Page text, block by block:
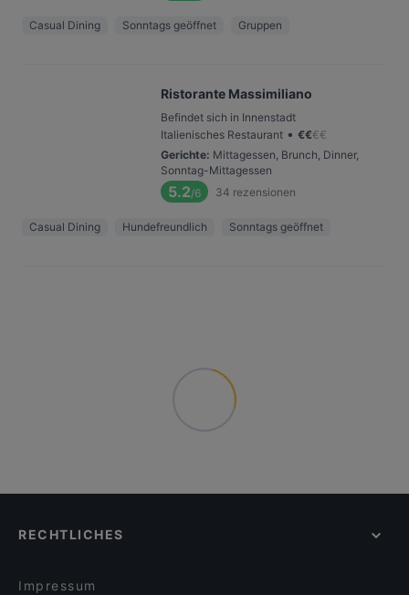
Casual Dining Sonntags geöffnet Gruppen
Ristorante Massimiliano
Befindet sich in Innenstadt
Italienisches Restaurant • €€€€
Gerichte: Mittagessen, Brunch, Dinner,
Sonntag-Mittagessen
5.2/6 34 rezensionen
Casual Dining Hundefreundlich Sonntags geöffnet
RECHTLICHES
Impressum